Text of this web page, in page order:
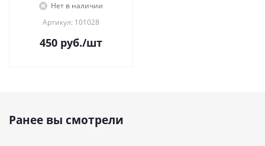
Нет в наличии
Артикул: 101028
450 руб./шт
Ранее вы смотрели